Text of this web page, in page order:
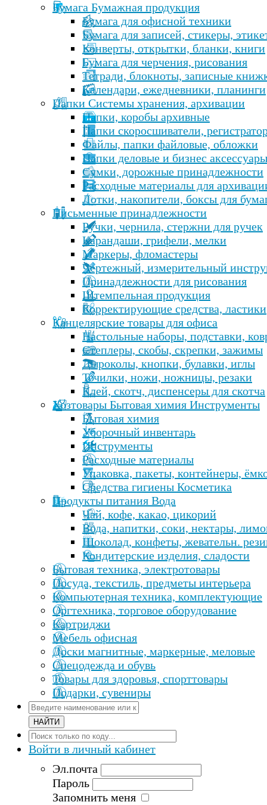
Бумага Бумажная продукция
Бумага для офисной техники
Бумага для записей, стикеры,
Конверты, открытки, бланки, книги
Бумага для черчения, рисования
Тетради, блокноты, записные
Календари, ежедневники, планинги
Папки Cистемы хранения, архивации
Папки, коробы архивные
Папки скоросшиватели,
Файлы, папки файловые, обложки
Папки деловые и бизнес аксессуары
Сумки, дорожные принадлежности
Расходные материалы для
Лотки, накопители, боксы для
Письменные принадлежности
Ручки, чернила, стержни для ручек
Карандаши, грифели, мелки
Маркеры, фломастеры
Чертежный, измерительный
Принадлежности для рисования
Штемпельная продукция
Корректирующие средства, ластики
Канцелярские товары для офиса
Настольные наборы, подставки,
Степлеры, скобы, скрепки, зажимы
Дыроколы, кнопки, булавки, иглы
Точилки, ножи, ножницы, резаки
Клей, скотч, диспенсеры для скотча
Хозтовары Бытовая химия Инструменты
Бытовая химия
Уборочный инвентарь
Инструменты
Расходные материалы
Упаковка, пакеты, контейнеры,
Средства гигиены Косметика
Продукты питания Вода
Чай, кофе, какао, цикорий
Вода, напитки, соки, нектары,
Шоколад, конфеты, жевательн.
Кондитерские изделия, сладости
Бытовая техника, электротовары
Посуда, текстиль, предметы интерьера
Компьютерная техника, комплектующие
Оргтехника, торговое оборудование
Картриджи
Мебель офисная
Доски магнитные, маркерные, меловые
Спецодежда и обувь
Товары для здоровья, спорттовары
Подарки, сувениры
Войти в личный кабинет
Эл.почта
Пароль
Запомнить меня